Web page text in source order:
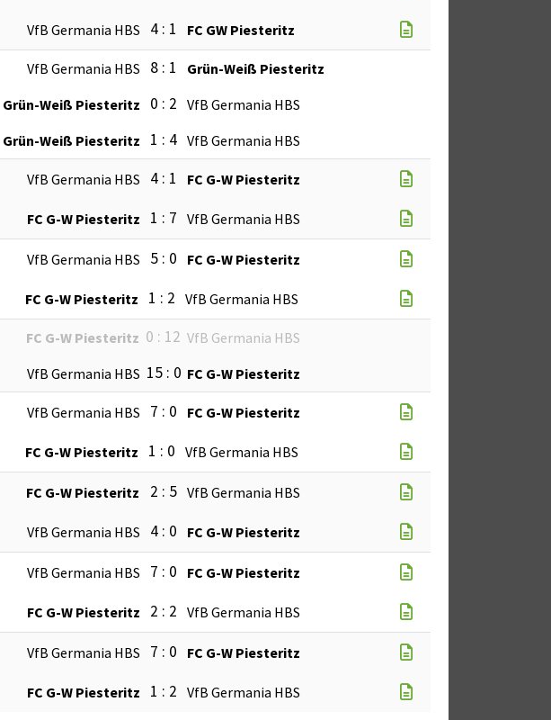
VfB Germania HBS 4 : 1 FC GW Piesteritz
VfB Germania HBS 8 : 1
Grün-Weiß Piesteritz
Grün-Weiß Piesteritz 0 : 2
VfB Germania HBS
Grün-Weiß Piesteritz 1 : 4 VfB Germania HBS
VfB Germania HBS 4 : 1 FC G-W Piesteritz
FC G-W Piesteritz 1 : 7 VfB Germania HBS
VfB Germania HBS 5 : 0 FC G-W Piesteritz
FC G-W Piesteritz 1 : 2 VfB Germania HBS
FC G-W Piesteritz 0 : 12 VfB Germania HBS
VfB Germania HBS 15 : 0 FC G-W Piesteritz
VfB Germania HBS 7 : 0 FC G-W Piesteritz
FC G-W Piesteritz 1 : 0 VfB Germania HBS
FC G-W Piesteritz 2 : 5 VfB Germania HBS
VfB Germania HBS 4 : 0 FC G-W Piesteritz
VfB Germania HBS 7 : 0 FC G-W Piesteritz
FC G-W Piesteritz 2 : 2 VfB Germania HBS
VfB Germania HBS 7 : 0 FC G-W Piesteritz
FC G-W Piesteritz 1 : 2 VfB Germania HBS